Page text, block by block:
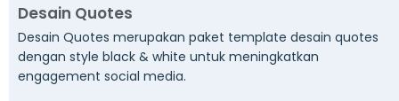
Desain Quotes
Desain Quotes merupakan paket template desain quotes
dengan style black & white untuk meningkatkan
engagement social media.